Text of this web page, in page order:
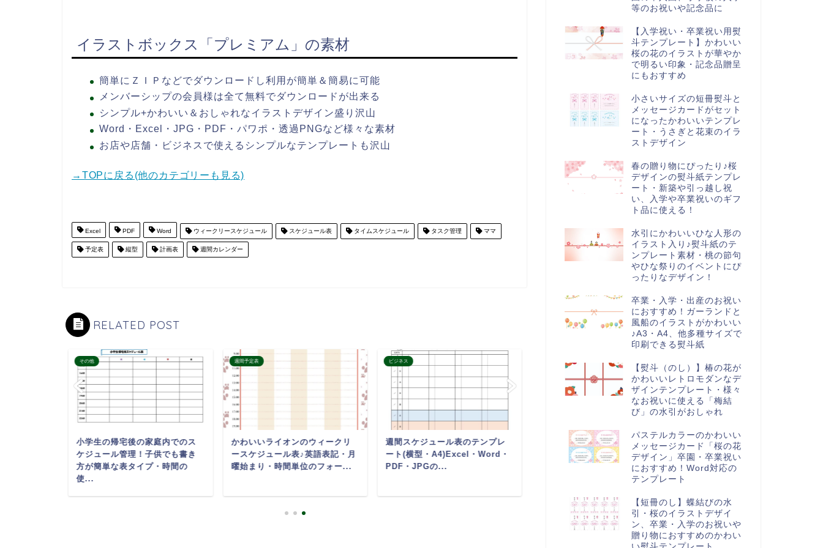
イラストボックス「プレミアム」の素材
簡単にＺＩＰなどでダウンロードし利用が簡単＆簡易に可能
メンバーシップの会員様は全て無料でダウンロードが出来る
シンプル+かわいい＆おしゃれなイラストデザイン盛り沢山
Word・Excel・JPG・PDF・パワポ・透過PNGなど様々な素材
お店や店舗・ビジネスで使えるシンプルなテンプレートも沢山
→TOPに戻る(他のカテゴリーも見る)
Excel PDF Word ウィークリースケジュール スケジュール表 タイムスケジュール タスク管理 ママ
予定表 縦型 計画表 週間カレンダー
RELATED POST
その他
小学生の帰宅後の家庭内でのス
ケジュール管理！子供でも書き
方が簡単な表タイプ・時間の
使...
週間予定表
かわいいライオンのウィークリ
ースケジュール表♪英語表記・月
曜始まり・時間単位のフォー...
ビジネス
週間スケジュール表のテンプレ
ート(横型・A4)Excel・Word・
PDF・JPGの...
小学生の帰宅後の家庭内でのス
ケジュール管理！子供でも書き
方が簡単な表タイプ・時間の
かわいいライオンのウィークリ
ースケジュール表♪英語表記・月
曜始まり・時間単位のフォー...
等のお祝いや記念品に
【入学祝い・卒業祝い用熨
斗テンプレート】かわいい
桜の花のイラストが華やか
で明るい印象・記念品贈呈
にもおすすめ
小さいサイズの短冊熨斗と
メッセージカードがセット
になったかわいいテンプレ
ート・うさぎと花束のイラ
ストデザイン
春の贈り物にぴったり♪桜
デザインの熨斗紙テンプレ
ート・新築や引っ越し祝
い、入学や卒業祝いのギフ
ト品に使える！
水引にかわいいひな人形の
イラスト入り♪熨斗紙のテ
ンプレート素材・桃の節句
やひな祭りのイベントにぴ
ったりなデザイン！
卒業・入学・出産のお祝い
におすすめ！ガーランドと
風船のイラストがかわいい
♪A3・A4、他多種サイズで
印刷できる熨斗紙
【熨斗（のし）】椿の花が
かわいいレトロモダンなデ
ザインテンプレート・様々
なお祝いに使える「梅結
び」の水引がおしゃれ
パステルカラーのかわいい
メッセージカード「桜の花
デザイン」卒園・卒業祝い
におすすめ！Word対応の
テンプレート
【短冊のし】蝶結びの水
引・桜のイラストデザイ
ン、卒業・入学のお祝いや
贈り物におすすめのかわい